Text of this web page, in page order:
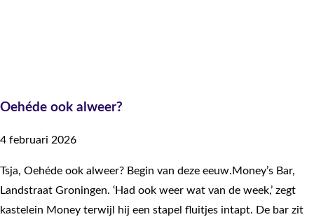
Oehéde ook alweer?
4 februari 2026
Tsja, Oehéde ook alweer?​ Begin van deze eeuw.Money’s Bar,
Landstraat Groningen. ‘Had ook weer wat van de week,’ zegt
kastelein Money terwijl hij een stapel fluitjes intapt. De bar zit